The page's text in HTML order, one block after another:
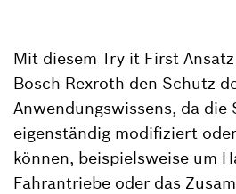
Mit diesem Try it First
Bosch Rexroth den Schutz
Anwendungswissens, da
eigenständig modifiziert
können, beispielsweise um
Fahrantriebe oder das